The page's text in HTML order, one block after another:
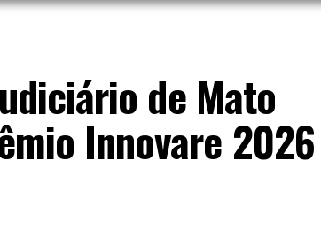
de Mato
Innovare 2026